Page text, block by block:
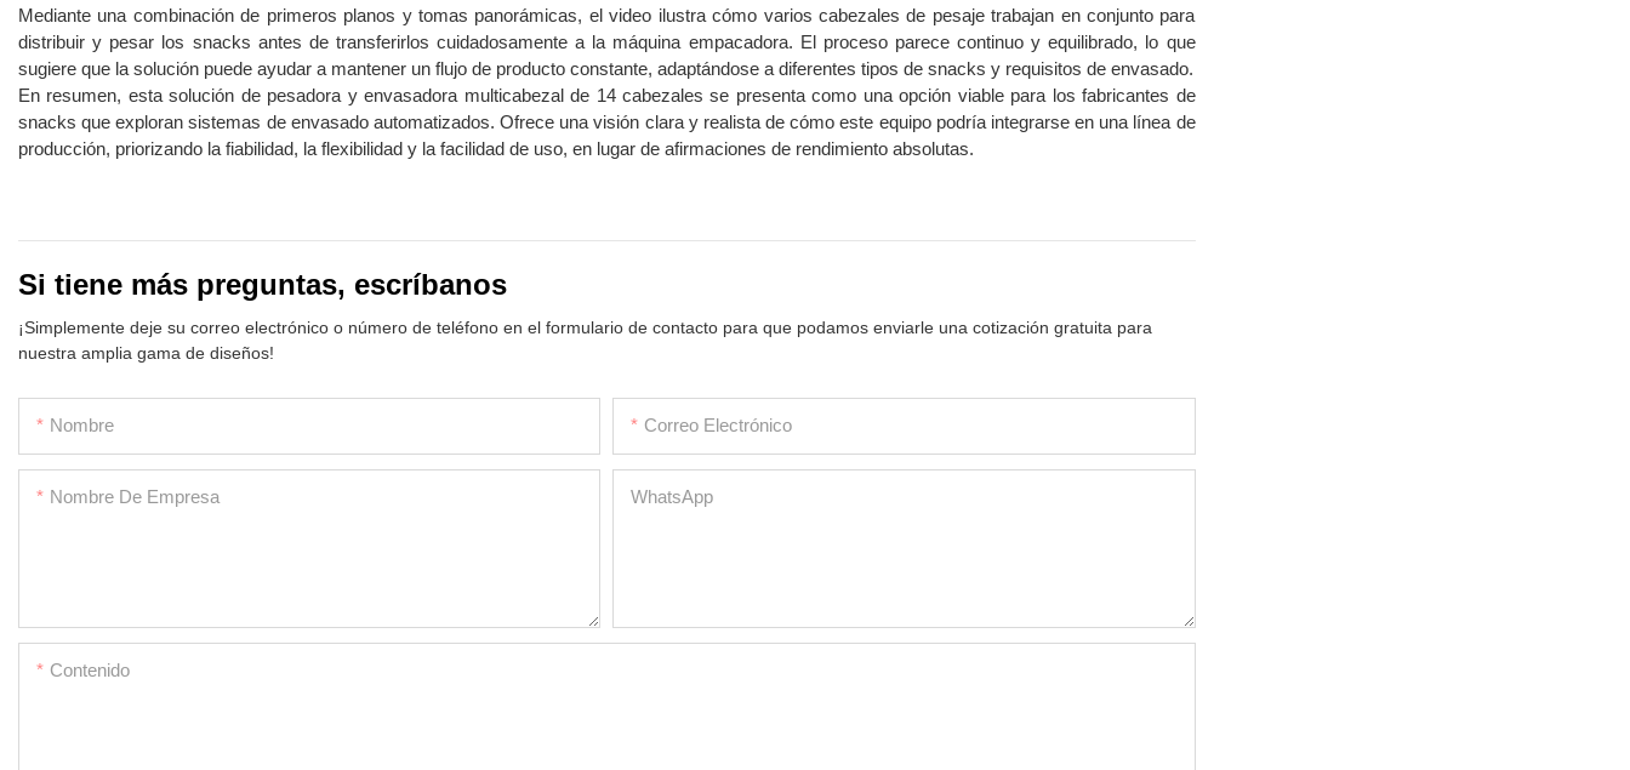
Mediante una combinación de primeros planos y tomas panorámicas, el video ilustra cómo varios cabezales de pesaje trabajan en conjunto para
distribuir y pesar los snacks antes de transferirlos cuidadosamente a la máquina empacadora. El proceso parece continuo y equilibrado, lo que
sugiere que la solución puede ayudar a mantener un flujo de producto constante, adaptándose a diferentes tipos de snacks y requisitos de envasado.
En resumen, esta solución de pesadora y envasadora multicabezal de 14 cabezales se presenta como una opción viable para los fabricantes de
snacks que exploran sistemas de envasado automatizados. Ofrece una visión clara y realista de cómo este equipo podría integrarse en una línea de
producción, priorizando la fiabilidad, la flexibilidad y la facilidad de uso, en lugar de afirmaciones de rendimiento absolutas.
Si tiene más preguntas, escríbanos
¡Simplemente deje su correo electrónico o número de teléfono en el formulario de contacto para que podamos enviarle una cotización gratuita para
nuestra amplia gama de diseños!
Nombre Correo Electrónico
Nombre De Empresa WhatsApp
Contenido